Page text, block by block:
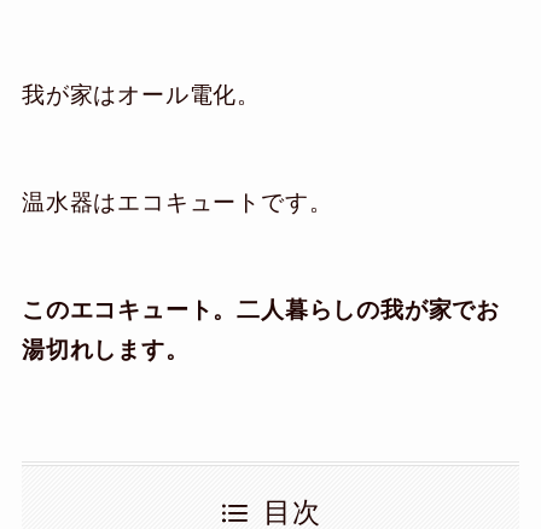
我が家はオール電化。
温水器はエコキュートです。
このエコキュート。二人暮らしの我が家でお
湯切れします。
目次